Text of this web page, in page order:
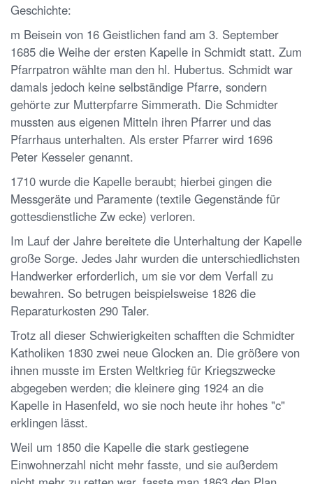
Geschichte:
m Beisein von 16 Geistlichen fand am 3. September
1685 die Weihe der ersten Kapelle in Schmidt statt. Zum
Pfarrpatron wählte man den hl. Hubertus. Schmidt war
damals jedoch keine selbständige Pfarre, sondern
gehörte zur Mutterpfarre Simmerath. Die Schmidter
mussten aus eigenen Mitteln ihren Pfarrer und das
Pfarrhaus unterhalten. Als erster Pfarrer wird 1696
Peter Kesseler genannt.
1710 wurde die Kapelle beraubt; hierbei gingen die
Messgeräte und Paramente (textile Gegenstände für
gottesdienstliche Zw ecke) verloren.
Im Lauf der Jahre bereitete die Unterhaltung der Kapelle
große Sorge. Jedes Jahr wurden die unterschiedlichsten
Handwerker erforderlich, um sie vor dem Verfall zu
bewahren. So betrugen beispielsweise 1826 die
Reparaturkosten 290 Taler.
Trotz all dieser Schwierigkeiten schafften die Schmidter
Katholiken 1830 zwei neue Glocken an. Die größere von
ihnen musste im Ersten Weltkrieg für Kriegszwecke
abgegeben werden; die kleinere ging 1924 an die
Kapelle in Hasenfeld, wo sie noch heute ihr hohes "c"
erklingen lässt.
Weil um 1850 die Kapelle die stark gestiegene
Einwohnerzahl nicht mehr fasste, und sie außerdem